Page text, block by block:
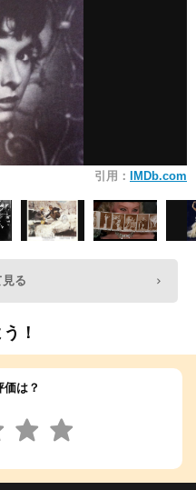
引用： IMDb.com
る
！
価は？